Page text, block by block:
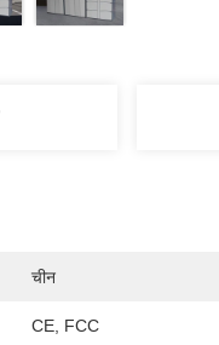
चीन
CE, FCC